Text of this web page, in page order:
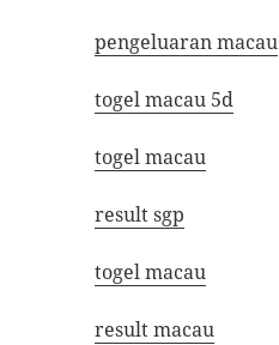
pengeluaran macau
togel macau 5d
togel macau
result sgp
togel macau
result macau